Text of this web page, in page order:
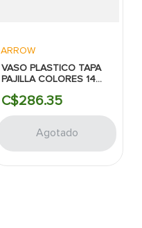
ARROW
VASO PLASTICO TAPA
PAJILLA COLORES 14
C$286.35
Agotado